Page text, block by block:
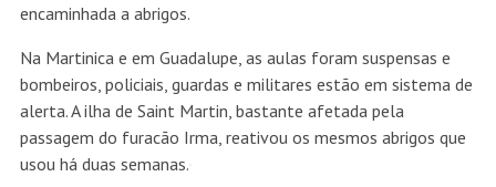
encaminhada a abrigos.
Na Martinica e em Guadalupe, as aulas foram suspensas e
bombeiros, policiais, guardas e militares estão em sistema de
alerta. A ilha de Saint Martin, bastante afetada pela
passagem do furacão Irma, reativou os mesmos abrigos que
usou há duas semanas.